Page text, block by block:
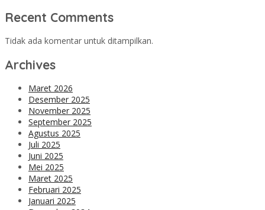
Recent Comments
Tidak ada komentar untuk ditampilkan.
Archives
Maret 2026
Desember 2025
November 2025
September 2025
Agustus 2025
Juli 2025
Juni 2025
Mei 2025
Maret 2025
Februari 2025
Januari 2025